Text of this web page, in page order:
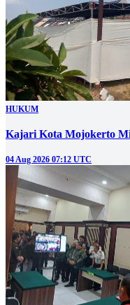
HUKUM
Kajari Kota Mojokerto
04 Aug 2026 07:12 UTC